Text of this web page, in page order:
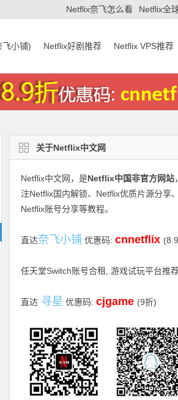
Netflix奈飞怎么看 Netflix全
飞小铺) Netflix好剧推荐 Netflix VPS推荐
关于Netflix中文网
Netflix中文网 ，是Netflix中国非官方网站
注Netflix国内解锁、Netflix优质片源分享、
Netflix账号分享等教程。
直达奈飞小铺 优惠码: cnnetflix
任天堂Switch账号合租, 游戏试玩平台推
直达寻星 优惠码: cjgame (9折)